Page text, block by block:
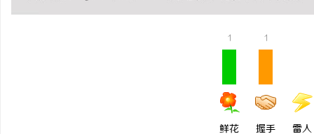
1
鲜花
1
握手 雷人